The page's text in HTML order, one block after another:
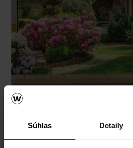
Súhlas Detaily
Výstavba múru Bellamonte